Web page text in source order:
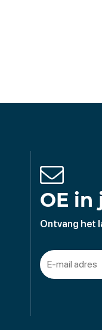
OE in
Ontvang het